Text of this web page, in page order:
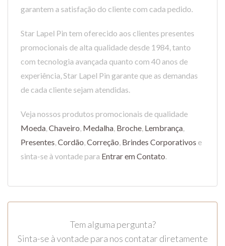
garantem a satisfação do cliente com cada pedido.
Star Lapel Pin tem oferecido aos clientes presentes
promocionais de alta qualidade desde 1984, tanto
com tecnologia avançada quanto com 40 anos de
experiência, Star Lapel Pin garante que as demandas
de cada cliente sejam atendidas.
Veja nossos produtos promocionais de qualidade
Moeda Chaveiro Medalha Broche Lembrança
Presentes Cordão Correção Brindes Corporativos e
sinta-se à vontade para Entrar em Contato
Tem alguma pergunta?
Sinta-se à vontade para nos contatar diretamente